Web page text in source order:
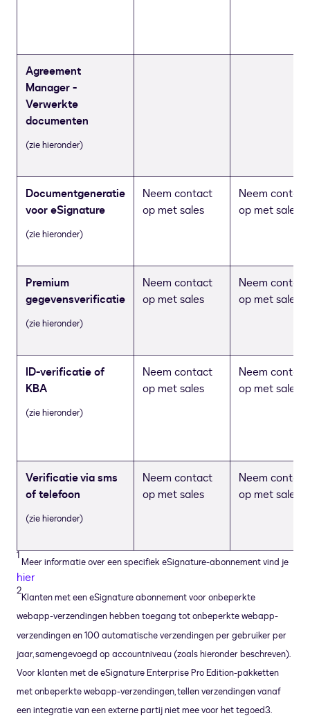
Agreement
Manager -
Verwerkte
documenten
(zie hieronder)
Documentgeneratie
voor eSignature
(zie hieronder)
Neem contact
op met sales
Neem contact
op met sales
Premium
gegevensverificatie
(zie hieronder)
Neem contact
op met sales
Neem contact
op met sales
ID-verificatie of
KBA
(zie hieronder)
Neem contact
op met sales
Neem contact
op met sales
Verificatie via sms
of telefoon
(zie hieronder)
Neem contact
op met sales
Neem contact
op met sales
1
Meer informatie over een specifiek eSignature-abonnement vind je
hier
2
Klanten met een eSignature abonnement voor onbeperkte
webapp-verzendingen hebben toegang tot onbeperkte webapp-
verzendingen en 100 automatische verzendingen per gebruiker per
jaar, samengevoegd op accountniveau (zoals hieronder beschreven).
Voor klanten met de eSignature Enterprise Pro Edition-pakketten
met onbeperkte webapp-verzendingen, tellen verzendingen vanaf
een integratie van een externe partij niet mee voor het tegoed3.